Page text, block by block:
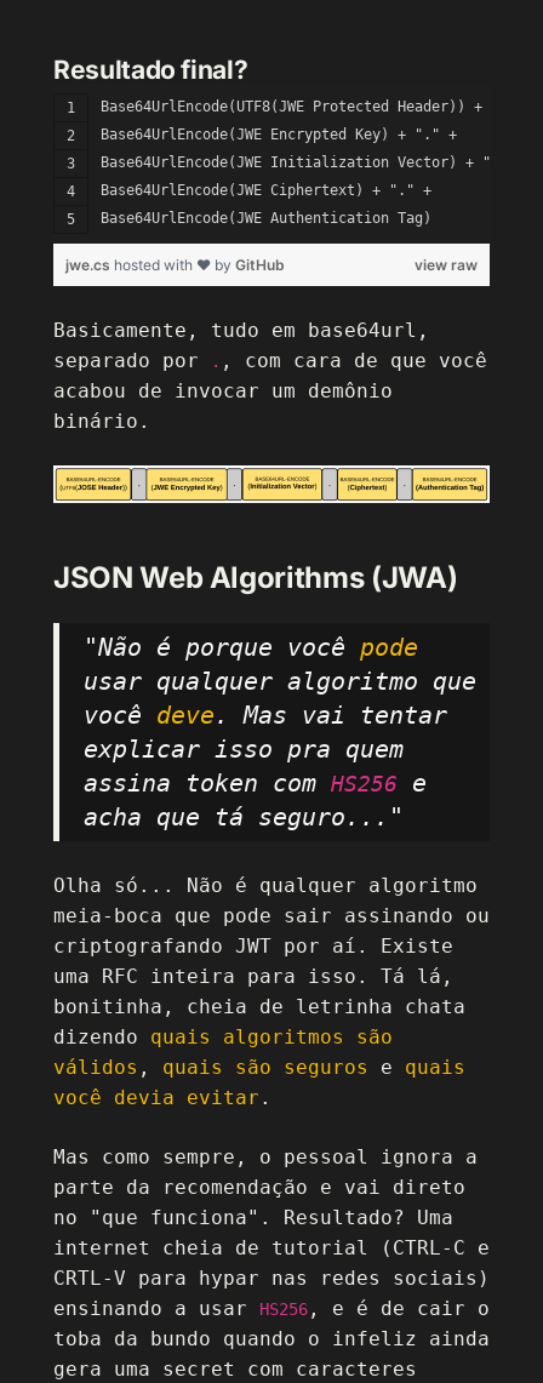
Resultado final?
Base64UrlEncode(UTF8(JWE Protected Header)) + "." +
Base64UrlEncode(JWE Encrypted Key) + "." +
Base64UrlEncode(JWE Initialization Vector) + "." +
Base64UrlEncode(JWE Ciphertext) + "." +
Base64UrlEncode(JWE Authentication Tag)
view raw
jwe.cs hosted with ❤ by GitHub
Basicamente, tudo em base64url,
separado por
. , com cara de que você
acabou de invocar um demônio
binário.
JSON Web Algorithms (JWA)
"Não é porque você pode
usar qualquer algoritmo que
você deve. Mas vai tentar
explicar isso pra quem
assina token com HS256
e
acha que tá seguro..."
Olha só... Não é qualquer algoritmo
meia-boca que pode sair assinando ou
criptografando JWT por aí. Existe
uma RFC inteira para isso. Tá lá,
bonitinha, cheia de letrinha chata
dizendo quais algoritmos são
válidos , quais são seguros e quais
você devia evitar .
Mas como sempre, o pessoal ignora a
parte da recomendação e vai direto
no "que funciona". Resultado? Uma
internet cheia de tutorial (CTRL-C e
CRTL-V para hypar nas redes sociais)
ensinando a usar
HS256 , e é de cair o
toba da bundo quando o infeliz ainda
gera uma secret com caracteres